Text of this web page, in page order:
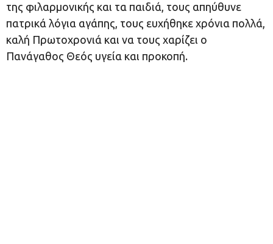
της φιλαρμονικής και τα παιδιά, τους απηύθυνε
πατρικά λόγια αγάπης, τους ευχήθηκε χρόνια πολλά,
καλή Πρωτοχρονιά και να τους χαρίζει ο
Πανάγαθος Θεός υγεία και προκοπή.